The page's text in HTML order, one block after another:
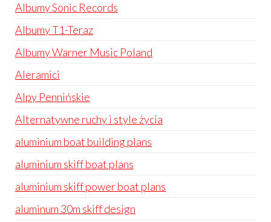
Albumy Sonic Records
Albumy T1-Teraz
Albumy Warner Music Poland
Aleramici
Alpy Pennińskie
Alternatywne ruchy i style życia
aluminium boat building plans
aluminium skiff boat plans
aluminium skiff power boat plans
aluminum 30m skiff design